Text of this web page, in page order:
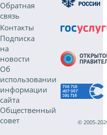
Обратная
связь
Контакты
Подписка
на
новости
Об
использовании
информации
сайта
Общественный
совет
© 2005-